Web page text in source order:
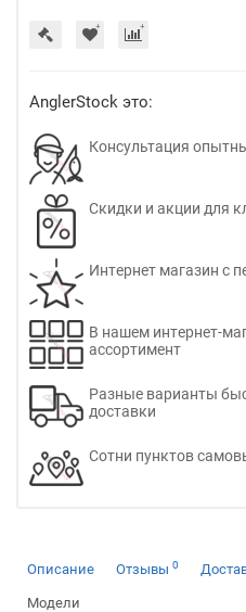
AnglerStock это:
Консультация
Скидки и акции для
Интернет магазин с
В нашем интернет-
ассортимент
Разные варианты
доставки
Сотни пунктов
Описание Отзывы 0
Модели